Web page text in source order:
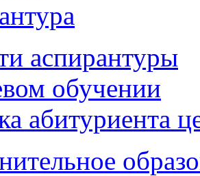
аспирантуры
обучении
абитуриента